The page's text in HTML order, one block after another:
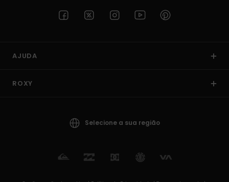
AJUDA
ROXY
Selecione a sua região